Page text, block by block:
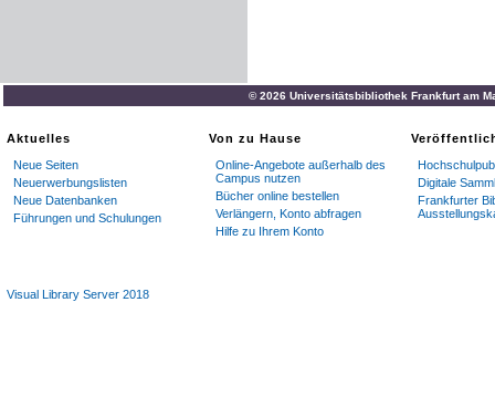
© 2026 Universitätsbibliothek Frankfurt am
Aktuelles
Neue Seiten
Neuerwerbungslisten
Neue Datenbanken
Führungen und Schulungen
Von zu Hause
Online-Angebote außerhalb des
Campus nutzen
Bücher online bestellen
Verlängern, Konto abfragen
Hilfe zu Ihrem Konto
Digitale
Frankfurter
Visual Library Server 2018